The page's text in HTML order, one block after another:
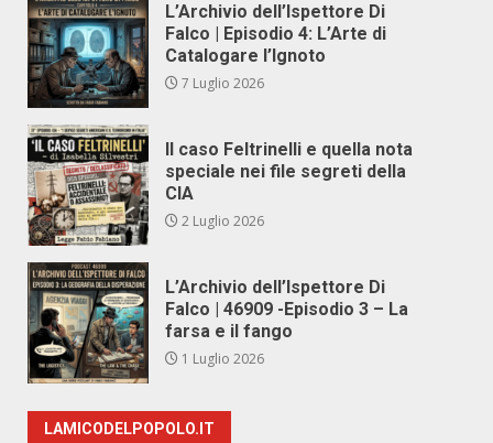
L’Archivio dell’Ispettore Di
Falco | Episodio 4: L’Arte di
Catalogare l’Ignoto
7 Luglio 2026
Il caso Feltrinelli e quella nota
speciale nei file segreti della
CIA
2 Luglio 2026
L’Archivio dell’Ispettore Di
Falco | 46909 -Episodio 3 – La
farsa e il fango
1 Luglio 2026
LAMICODELPOPOLO.IT